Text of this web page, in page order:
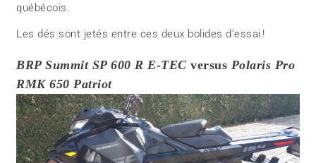
québécois.
Les dés sont jetés entre ces deux bolides d’essai !
BRP Summit SP 600 R E-TEC versus Polaris Pro
RMK 650 Patriot